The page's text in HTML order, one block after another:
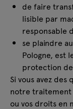
de faire
lisible par
responsable
se plaindre
Pologne, est
protection
Si vous avez
notre traitement
ou vos droits en